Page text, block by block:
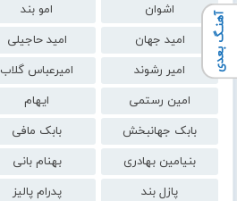
اشوان
امو بند
امید جهان
امید حاجیلی
امیر رشوند
امیرعباس گلاب
امین رستمی
ایهام
بابک جهانبخش
بابک مافی
بنیامین بهادری
بهنام بانی
پازل بند
پدرام پالیز
آهنـگ بعدی